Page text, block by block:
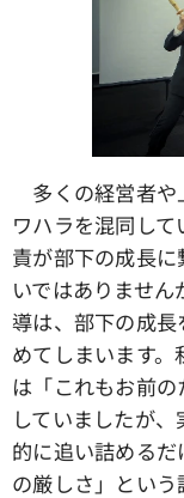
多くの経営者や
ワハラを混同し
責が部下の成長
いではありませ
導は、部下の成
めてしまいます
は「これもお前
していましたが
的に追い詰める
の厳しさ」とい